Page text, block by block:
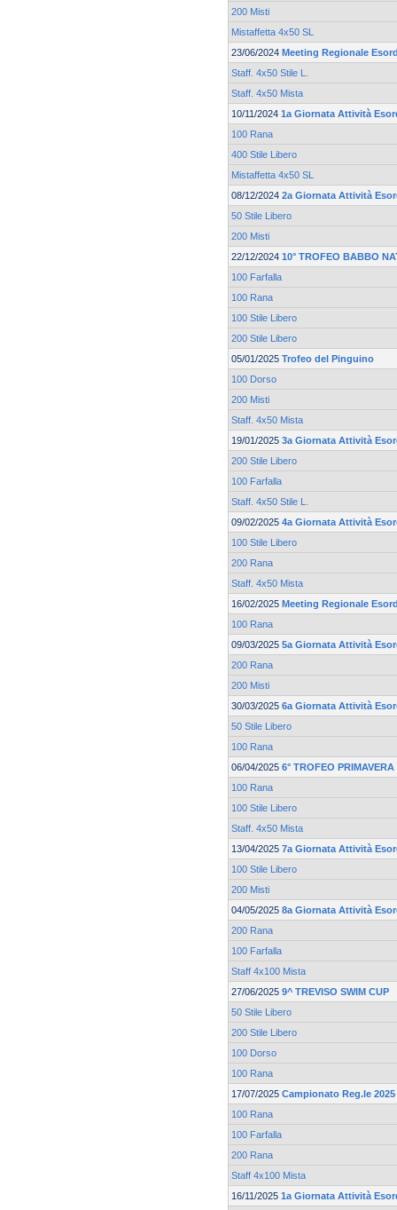
200 Misti
Mistaffetta 4x50 SL
23/06/2024 Meeting Regionale
Staff. 4x50 Stile L.
Staff. 4x50 Mista
10/11/2024 1a Giornata Attività
100 Rana
400 Stile Libero
Mistaffetta 4x50 SL
08/12/2024 2a Giornata Attività
50 Stile Libero
200 Misti
22/12/2024 10° TROFEO BABBO
100 Farfalla
100 Rana
100 Stile Libero
200 Stile Libero
05/01/2025 Trofeo del Pinguino
100 Dorso
200 Misti
Staff. 4x50 Mista
19/01/2025 3a Giornata Attività
200 Stile Libero
100 Farfalla
Staff. 4x50 Stile L.
09/02/2025 4a Giornata Attività
100 Stile Libero
200 Rana
Staff. 4x50 Mista
16/02/2025 Meeting Regionale
100 Rana
09/03/2025 5a Giornata Attività
200 Rana
200 Misti
30/03/2025 6a Giornata Attività
50 Stile Libero
100 Rana
06/04/2025 6° TROFEO
100 Rana
100 Stile Libero
Staff. 4x50 Mista
13/04/2025 7a Giornata Attività
100 Stile Libero
200 Misti
04/05/2025 8a Giornata Attività
200 Rana
100 Farfalla
Staff 4x100 Mista
27/06/2025 9^ TREVISO SWIM CUP
50 Stile Libero
200 Stile Libero
100 Dorso
100 Rana
17/07/2025 Campionato Reg.le
100 Rana
100 Farfalla
200 Rana
Staff 4x100 Mista
16/11/2025 1a Giornata Attività